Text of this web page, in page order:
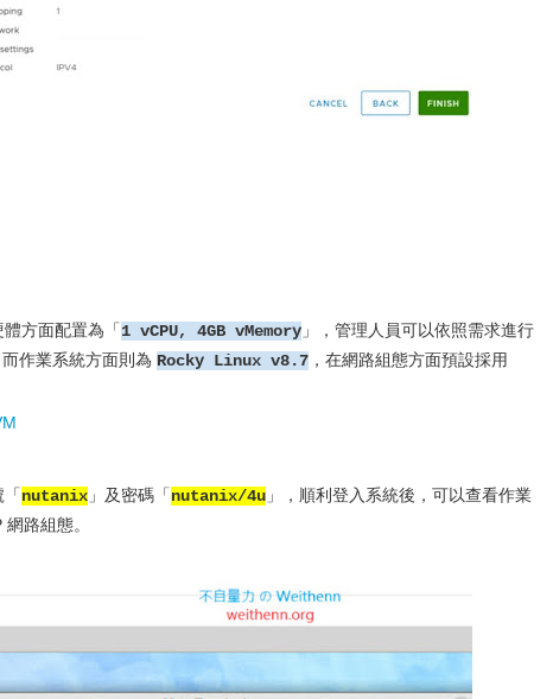
方面配置為「1 vCPU, 4GB vMemory 」，管理人員可以依照需求進行
作業系統方面則為 Rocky Linux v8.7 ，在網路組態方面預設採用
nutanix 」及密碼「nutanix/4u 」，順利登入系統後，可以查看作業
路組態。